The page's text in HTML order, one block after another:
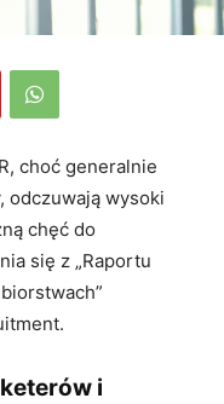
choć generalnie
odczuwają wysoki
chęć do
się z „Raportu
i